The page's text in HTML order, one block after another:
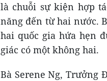
là chuỗi sự kiện hợp
năng đến từ hai nước.
hai quốc gia hứa hẹn
giác có một không hai.
Bà Serene Ng, Trưởng